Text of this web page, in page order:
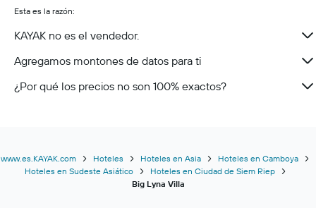
Esta es la razón:
KAYAK no es el vendedor.
Agregamos montones de datos para ti
¿Por qué los precios no son 100% exactos?
www.es.KAYAK.com Hoteles Hoteles en Asia
Hoteles en Camboya
Hoteles en Sudeste Asiático
Hoteles en Ciudad de Siem Riep
Big Lyna Villa